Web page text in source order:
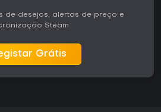
de desejos, alertas de preço e
Steam
Grátis